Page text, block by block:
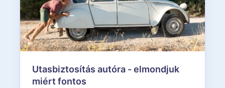
Utasbiztosítás autóra - elmondjuk
miért fontos